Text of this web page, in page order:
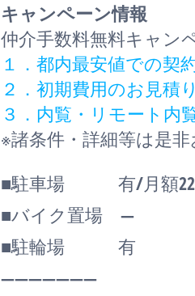
キャンペーン情報
仲介手数料無料キャン
１．都内最安値での契
２．初期費用のお見積
３．内覧・リモート内
※諸条件・詳細等は是非
■駐車場 有/月額
■バイク置場 ―
■駐輪場 有
―――――――